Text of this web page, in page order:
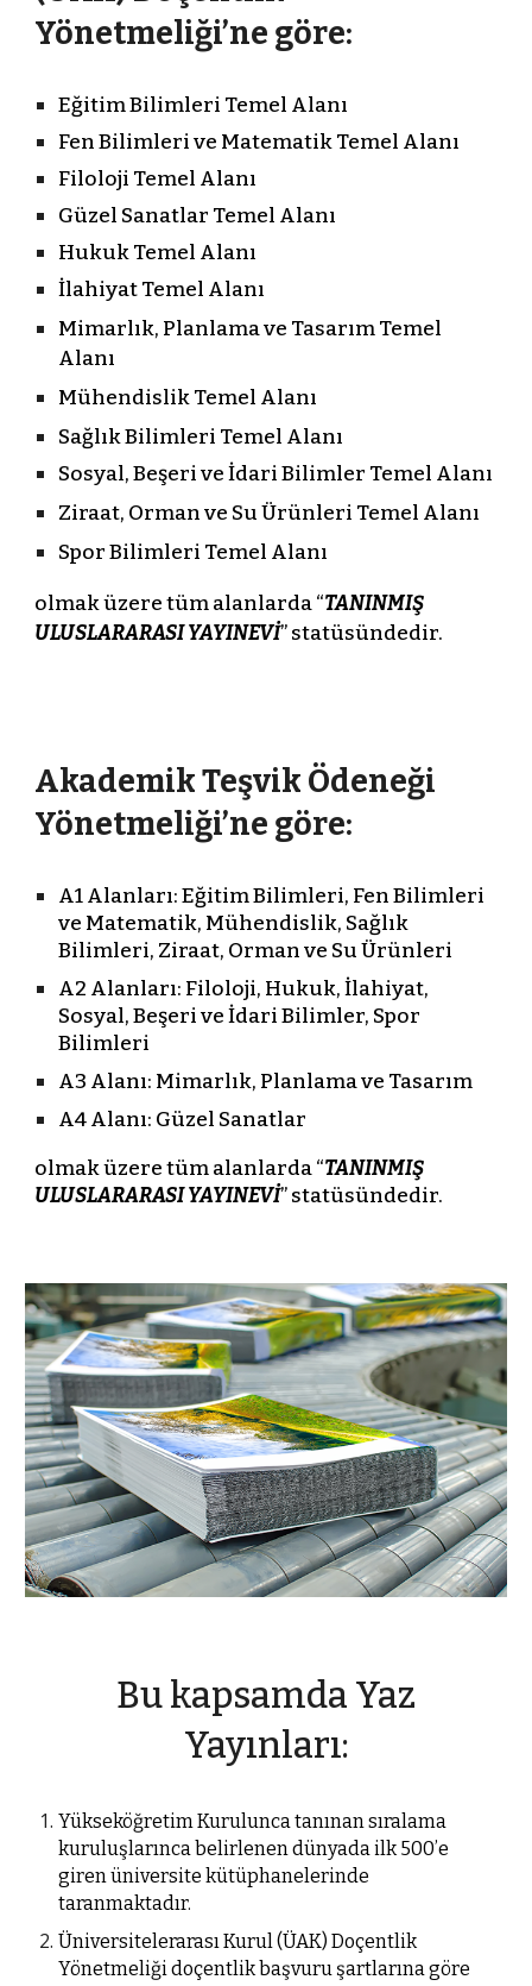
Yönetmeliği’ne göre:
Eğitim Bilimleri Temel Alanı
Fen Bilimleri ve Matematik Temel Alanı
Filoloji Temel Alanı
Güzel Sanatlar Temel Alanı
Hukuk Temel Alanı
İlahiyat Temel Alanı
Mimarlık, Planlama ve Tasarım Temel
Alanı
Mühendislik Temel Alanı
Sağlık Bilimleri Temel Alanı
Sosyal, Beşeri ve İdari Bilimler Temel Alanı
Ziraat, Orman ve Su Ürünleri Temel Alanı
Spor Bilimleri Temel Alanı
olmak üzere tüm alanlarda “TANINMIŞ
ULUSLARARASI YAYINEVİ” statüsündedir.
Akademik Teşvik Ödeneği
Yönetmeliği’ne göre:
A1 Alanları: Eğitim Bilimleri, Fen Bilimleri
ve Matematik, Mühendislik, Sağlık
Bilimleri, Ziraat, Orman ve Su Ürünleri
A2 Alanları: Filoloji, Hukuk, İlahiyat,
Sosyal, Beşeri ve İdari Bilimler, Spor
Bilimleri
A3 Alanı: Mimarlık, Planlama ve Tasarım
A4 Alanı: Güzel Sanatlar
olmak üzere tüm alanlarda “TANINMIŞ
ULUSLARARASI YAYINEVİ” statüsündedir.
Bu kapsamda Yaz
Yayınları:
Yükseköğretim Kurulunca tanınan sıralama
kuruluşlarınca belirlenen dünyada ilk 500’e
giren üniversite kütüphanelerinde
taranmaktadır.
Üniversitelerarası Kurul (ÜAK) Doçentlik
Yönetmeliği doçentlik başvuru şartlarına göre